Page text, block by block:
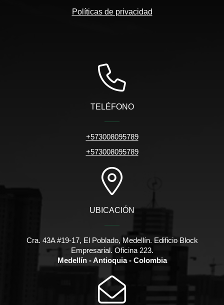
Políticas de privacidad
TELÉFONO
+573008095789
+573008095789
UBICACIÓN
Cra. 43A #19-17, El Poblado, Medellín. Edificio Block
Empresarial. Oficina 223.
Medellín - Antioquia - Colombia